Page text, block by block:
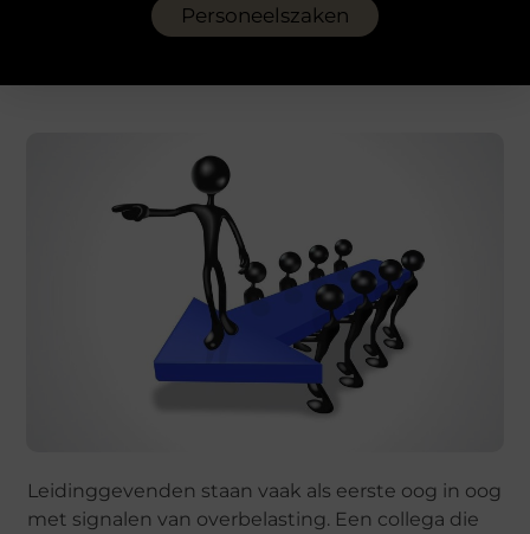
Personeelszaken
Leidinggevenden staan vaak als eerste oog in oog
met signalen van overbelasting. Een collega die